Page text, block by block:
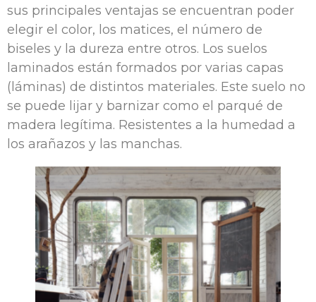
sus principales ventajas se encuentran poder
elegir el color, los matices, el número de
biseles y la dureza entre otros. Los suelos
laminados están formados por varias capas
(láminas) de distintos materiales. Este suelo no
se puede lijar y barnizar como el parqué de
madera legítima. Resistentes a la humedad a
los arañazos y las manchas.